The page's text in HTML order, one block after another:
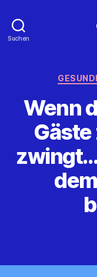
Suchen
Wenn